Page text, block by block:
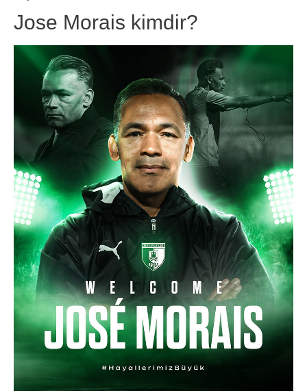
Jose Morais kimdir?